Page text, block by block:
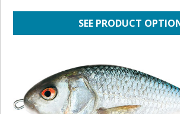
SEE PRODUCT